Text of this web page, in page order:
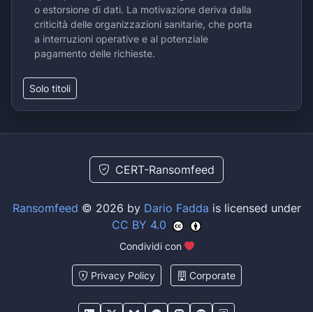
o estorsione di dati. La motivazione deriva dalla
criticità delle organizzazioni sanitarie, che porta
a interruzioni operative e al potenziale
pagamento delle richieste.
Solo titoli
CERT-Ransomfeed
Ransomfeed © 2026 by Dario Fadda is licensed under
CC BY 4.0
Condividi con
Privacy Policy Corporate